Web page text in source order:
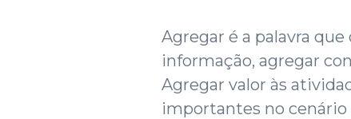
Agregar é a palavra
informação, agregar
Agregar valor às
importantes no cenário